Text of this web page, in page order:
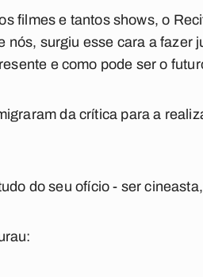
filmes e tantos shows, o
nós, surgiu esse cara a fazer
e como pode ser o
da crítica para a
do seu ofício - ser
: